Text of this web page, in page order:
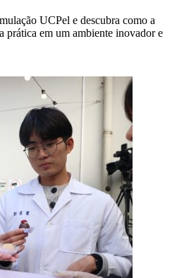
UCPel e descubra como a
prática em um ambiente inovador e